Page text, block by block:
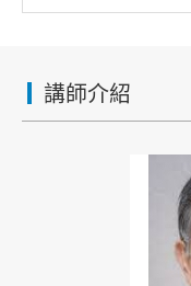
講師介紹